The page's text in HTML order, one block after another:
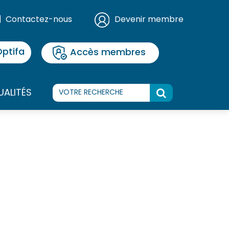
Contactez-nous
Devenir membre
Accès membres